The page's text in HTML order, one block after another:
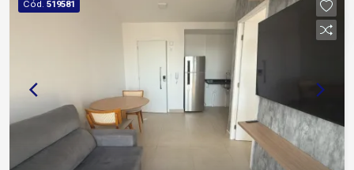
serviços, entretenimento e demais opções de
Cód. 519581